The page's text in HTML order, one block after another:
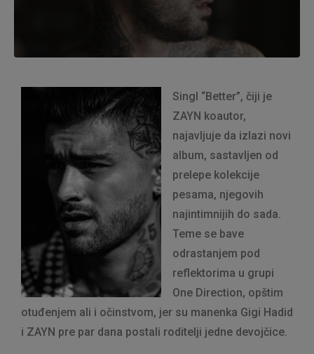
Singl “Better”, čiji je
ZAYN koautor,
najavljuje da izlazi novi
album, sastavljen od
prelepe kolekcije
pesama, njegovih
najintimnijih do sada.
Teme se bave
odrastanjem pod
reflektorima u grupi
One Direction, opštim
otuđenjem ali i očinstvom, jer su manenka Gigi Hadid
i ZAYN pre par dana postali roditelji jedne devojčice.